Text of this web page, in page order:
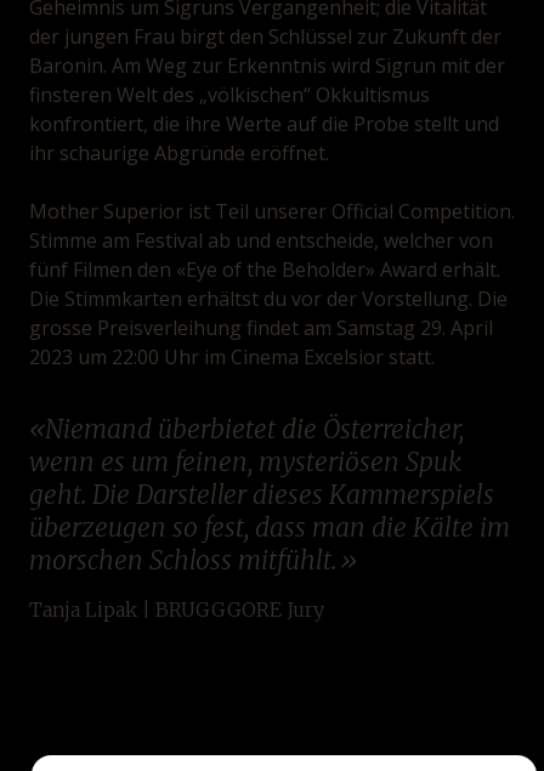
Geheimnis um Sigruns Vergangenheit; die Vitalität
der jungen Frau birgt den Schlüssel zur Zukunft der
Baronin. Am Weg zur Erkenntnis wird Sigrun mit der
finsteren Welt des „völkischen“ Okkultismus
konfrontiert, die ihre Werte auf die Probe stellt und
ihr schaurige Abgründe eröffnet.
Mother Superior ist Teil unserer Official Competition.
Stimme am Festival ab und entscheide, welcher von
fünf Filmen den «Eye of the Beholder» Award erhält.
Die Stimmkarten erhältst du vor der Vorstellung. Die
grosse Preisverleihung findet am Samstag 29. April
2023 um 22:00 Uhr im Cinema Excelsior statt.
Niemand überbietet die Österreicher,
wenn es um feinen, mysteriösen Spuk
geht. Die Darsteller dieses Kammerspiels
überzeugen so fest, dass man die Kälte im
morschen Schloss mitfühlt.
Tanja Lipak | BRUGGGORE Jury